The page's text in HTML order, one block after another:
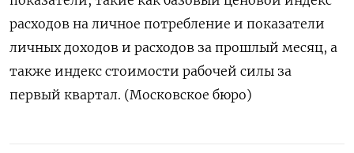
расходов на личное потребление и показатели
личных доходов и расходов за прошлый месяц, а
также индекс стоимости рабочей силы за
первый квартал. (Московское бюро)